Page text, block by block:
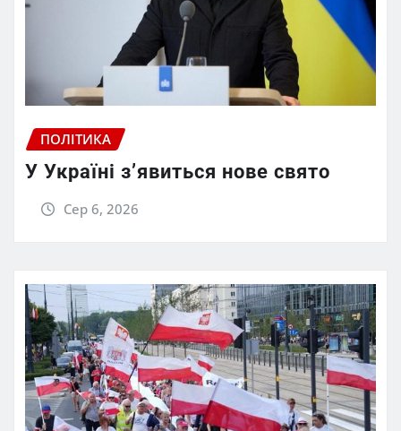
ПОЛІТИКА
У Україні з’явиться нове свято
Сер 6, 2026